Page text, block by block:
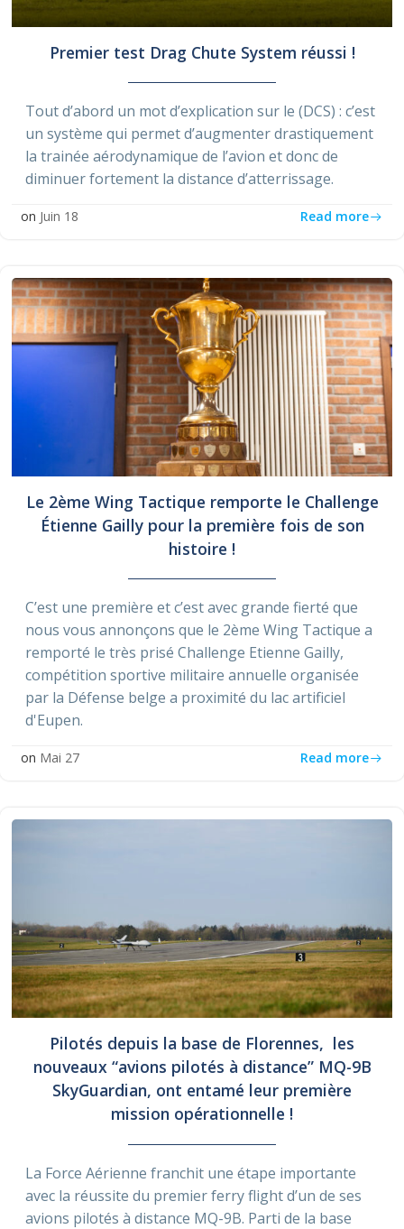
Premier test Drag Chute System réussi !
Tout d’abord un mot d’explication sur le (DCS) : c’est
un système qui permet d’augmenter drastiquement
la trainée aérodynamique de l’avion et donc de
diminuer fortement la distance d’atterrissage.
on Juin 18 Read more
Le 2ème Wing Tactique remporte le Challenge
Étienne Gailly pour la première fois de son
histoire !
C’est une première et c’est avec grande fierté que
nous vous annonçons que le 2ème Wing Tactique a
remporté le très prisé Challenge Etienne Gailly,
compétition sportive militaire annuelle organisée
par la Défense belge a proximité du lac artificiel
d'Eupen.
on Mai 27 Read more
Pilotés depuis la base de Florennes, les
nouveaux “avions pilotés à distance” MQ-9B
SkyGuardian, ont entamé leur première
mission opérationnelle !
La Force Aérienne franchit une étape importante
avec la réussite du premier ferry flight d’un de ses
avions pilotés à distance MQ-9B. Parti de la base